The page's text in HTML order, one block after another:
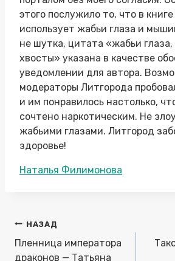
этого послужило то, что в
использует жабьи глаза и
не шутка, цитата «жабьи
хвосты» указана в качестве
уведомлении для автора.
модераторы Литгорода
и им понравилось настолько,
сочтено наркотическим. Не
жабьими глазами. Литгород
здоровье!
Метки
Наталья Филимонова
Навигация
по
НАЗАД
Пленница императора
драконов — Татьяна